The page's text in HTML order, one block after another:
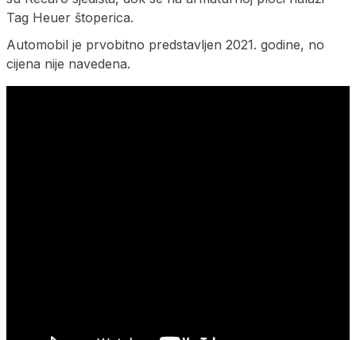
Tag Heuer štoperica.
Automobil je prvobitno predstavljen 2021. godine, no
cijena nije navedena.